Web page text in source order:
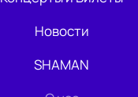
Новости
SHAMAN